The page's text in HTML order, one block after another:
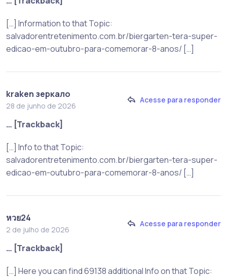
[…] Information to that Topic:
salvadorentretenimento.com.br/biergarten-tera-super-
edicao-em-outubro-para-comemorar-8-anos/ […]
kraken зеркало
28 de junho de 2026
Acesse para responder
… [Trackback]
[…] Info to that Topic:
salvadorentretenimento.com.br/biergarten-tera-super-
edicao-em-outubro-para-comemorar-8-anos/ […]
หวย24
2 de julho de 2026
Acesse para responder
… [Trackback]
[…] Here you can find 69138 additional Info on that Topic: